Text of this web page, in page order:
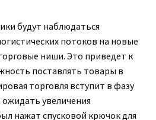
будут наблюдаться
потоков на новые
ниши. Это приведет к
поставлять товары в
торговля вступит в фазу
увеличения
нажат спусковой крючок для